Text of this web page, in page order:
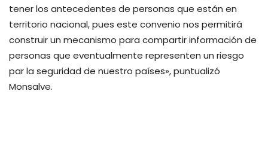
tener los antecedentes de personas que están en
territorio nacional, pues este convenio nos permitirá
construir un mecanismo para compartir información de
personas que eventualmente representen un riesgo
par la seguridad de nuestro países», puntualizó
Monsalve.